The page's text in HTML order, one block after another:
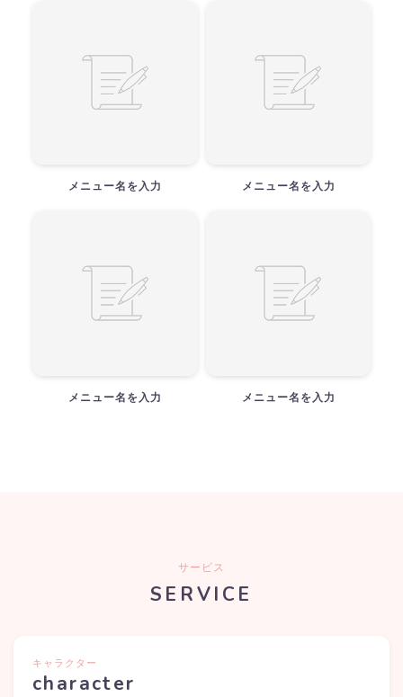
メニュー名を入力 メニュー名を入力
メニュー名を入力 メニュー名を入力
サービス
SERVICE
キャラクター
character